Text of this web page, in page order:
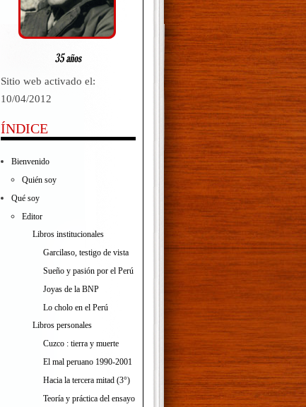
Sitio web activado el:
10/04/2012
ÍNDICE
Bienvenido
Quién soy
Qué soy
Editor
Libros institucionales
Garcilaso, testigo de vista
Sueño y pasión por el Perú
Joyas de la BNP
Lo cholo en el Perú
Libros personales
Cuzco : tierra y muerte
El mal peruano 1990-2001
Hacia la tercera mitad (3°)
Teoría y práctica del ensayo